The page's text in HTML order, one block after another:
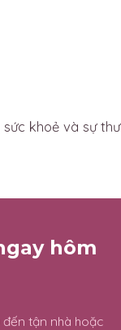
khoẻ và sự thư
hôm
tận nhà hoặc